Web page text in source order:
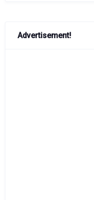
Advertisement!